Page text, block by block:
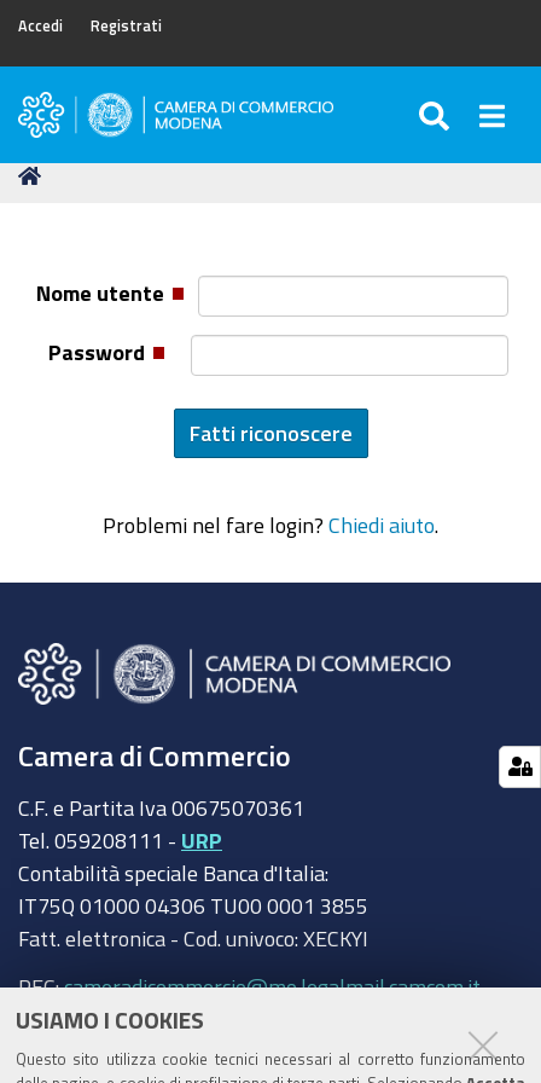
USIAMO I COOKIES
Questo sito utilizza cookie tecnici necessari al corretto funzionamento
Accedi Registrati
Camera
Commercio
Tu
Nome utente
Password
Problemi nel fare login? Chiedi aiuto
Camera di Commercio
C.F. e Partita Iva 00675070361
Tel. 059208111 - URP
Contabilità speciale Banca d'Italia:
IT75Q 01000 04306 TU00 0001 3855
Fatt. elettronica - Cod. univoco: XECKYI
PEC:cameradicommercio@mo.legalmail.camcom.it
Trasparenza